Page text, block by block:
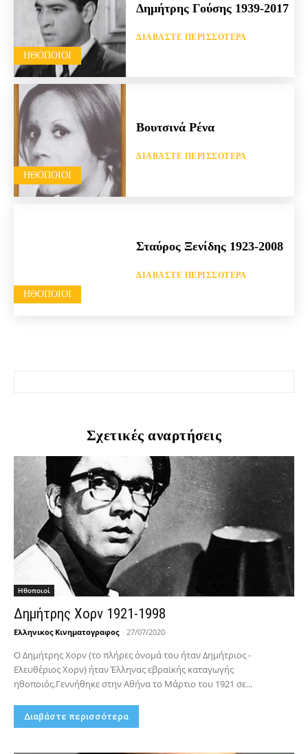
HΘΟΠΟΙΟΊ
Δημήτρης Γούσης 1939-2017
ΔΙΑΒΆΣΤΕ ΠΕΡΙΣΣΌΤΕΡΑ
HΘΟΠΟΙΟΊ
Βουτσινά Ρένα
ΔΙΑΒΆΣΤΕ ΠΕΡΙΣΣΌΤΕΡΑ
HΘΟΠΟΙΟΊ
Σταύρος Ξενίδης 1923-2008
ΔΙΑΒΆΣΤΕ ΠΕΡΙΣΣΌΤΕΡΑ
Σχετικές αναρτήσεις
Hθοποιοί
Δημήτρης Χορν 1921-1998
Ελληνικος Κινηματογραφος - 27/07/2020
Ο Δημήτρης Χορν (το πλήρες όνομά του ήταν Δημήτριος -
Ελευθέριος Χορν) ήταν Έλληνας εβραϊκής καταγωγής
ηθοποιός.Γεννήθηκε στην Αθήνα το Μάρτιο του 1921 σε...
Διαβάστε περισσότερα